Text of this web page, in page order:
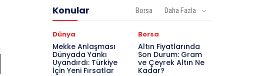
Konular Borsa Daha Fazla
Dünya
Mekke Anlaşması
Dünyada Yankı
Uyandırdı: Türkiye
İçin Yeni Fırsatlar
Borsa
Altın Fiyatlarında
Son Durum: Gram
ve Çeyrek Altın Ne
Kadar?